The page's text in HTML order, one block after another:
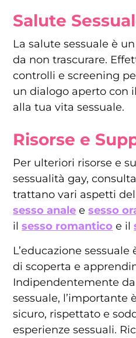
Salute
La salute sessuale è
da non trascurare.
controlli e screening
un dialogo aperto con
alla tua vita sessuale.
Risorse e
Per ulteriori risorse e
sessualità gay,
trattano vari aspetti del
sesso anale esesso
ilsesso romantico e il
L’educazione
di scoperta e
Indipendentemente
sessuale, l’importante
sicuro, rispettato e
esperienze sessuali.